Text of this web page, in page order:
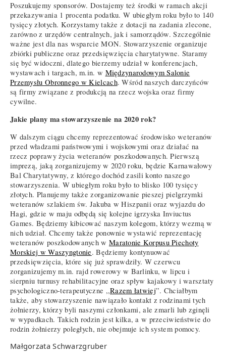
Poszukujemy sponsorów. Dostajemy też środki w ramach akcji
przekazywania 1 procenta podatku. W ubiegłym roku było to 140
tysięcy złotych. Korzystamy także z dotacji na zadania zlecone,
zarówno z urzędów centralnych, jak i samorządów. Szczególnie
ważne jest dla nas wsparcie MON. Stowarzyszenie organizuje
zbiórki publiczne oraz przedsięwzięcia charytatywne. Staramy
się być widoczni, dlatego bierzemy udział w konferencjach,
wystawach i targach, m.in. w Międzynarodowym Salonie
Przemysłu Obronnego w Kielcach. Wśród naszych darczyńców
są firmy związane z produkcją na rzecz wojska oraz firmy
cywilne.
Jakie plany ma stowarzyszenie na 2020 rok?
W dalszym ciągu chcemy reprezentować środowisko weteranów
przed władzami państwowymi i wojskowymi oraz działać na
rzecz poprawy życia weteranów poszkodowanych. Pierwszą
imprezą, jaką zorganizujemy w 2020 roku, będzie Karnawałowy
Bal Charytatywny, z którego dochód zasili konto naszego
stowarzyszenia. W ubiegłym roku było to blisko 100 tysięcy
złotych. Planujemy także zorganizowanie pieszej pielgrzymki
weteranów szlakiem św. Jakuba w Hiszpanii oraz wyjazdu do
Hagi, gdzie w maju odbędą się kolejne igrzyska Inviuctus
Games. Będziemy kibicować naszym kolegom, którzy wezmą w
nich udział. Chcemy także ponownie wystawić reprezentację
weteranów poszkodowanych w Maratonie Korpusu Piechoty
Morskiej w Waszyngtonie. Będziemy kontynuować
przedsięwzięcia, które się już sprawdziły. W czerwcu
zorganizujemy m.in. rajd rowerowy w Barlinku, w lipcu i
sierpniu turnusy rehabilitacyjne oraz spływ kajakowy i warsztaty
psychologiczno-terapeutyczne ,,Razem łatwiej”. Chciałbym
także, aby stowarzyszenie nawiązało kontakt z rodzinami tych
żołnierzy, którzy byli naszymi członkami, ale zmarli lub zginęli
w wypadkach. Takich rodzin jest kilka, a w przeciwieństwie do
rodzin żołnierzy poległych, nie obejmuje ich system pomocy.
Małgorzata Schwarzgruber